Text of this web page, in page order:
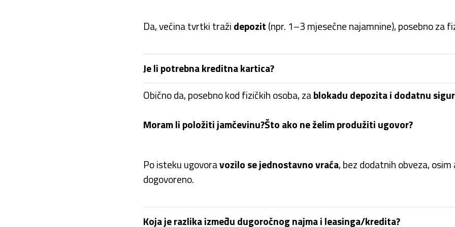
Da, većina tvrtki traži depozit (npr. 1–3 mjesečne najamnine), posebno za
Je li potrebna kreditna kartica?
Obično da, posebno kod fizičkih osoba, zablokadu depozita i dodatnu
Moram li položiti jamčevinu?Što ako ne želim produžiti ugovor?
Po isteku ugovoravozilo se jednostavno vraća, bez dodatnih obveza,
dogovoreno.
Koja je razlika između dugoročnog najma i leasinga/kredita?